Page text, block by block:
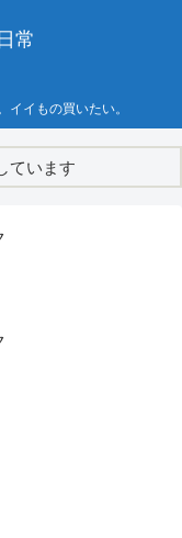
常
イもの買いたい。
ています